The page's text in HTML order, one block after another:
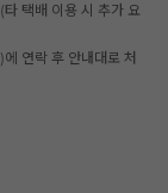
택배 이용 시 추가 요
연락 후 안내대로 처